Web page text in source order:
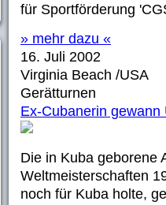
für Sportförderung
» mehr dazu «
16. Juli 2002
Virginia Beach /USA
Gerätturnen
Ex-Cubanerin gewann
Die in Kuba geborene
Weltmeisterschaften
noch für Kuba holte,